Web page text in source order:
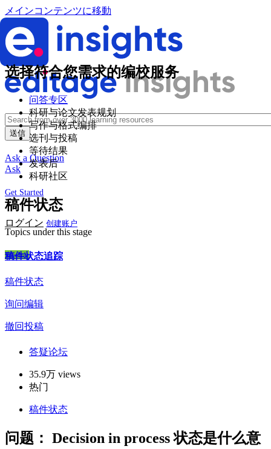
メインコンテンツに移動
Ask a Question
Ask
Get Started
ログイン 创建账户
Wechat
选择符合您需求的编校服务
问答专区
科研与论文发表规划
写作与格式编排
选刊与投稿
等待结果
发表后
科研社区
稿件状态
Topics under this stage
稿件状态追踪
稿件状态
询问编辑
撤回投稿
答疑论坛
35.9万 views
热门
稿件状态
问题： Decision in process 状态是什么意